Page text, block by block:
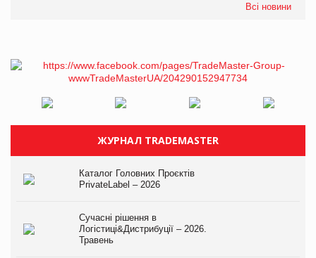
Всі новини
ЖУРНАЛ TRADEMASTER
Каталог Головних Проєктів
PrivateLabel – 2026
Сучасні рішення в
Логістиці&Дистрибуції – 2026.
Травень